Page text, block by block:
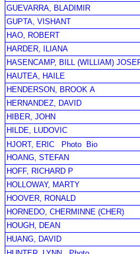
GUEVARRA, BLADIMIR
GUPTA, VISHANT
HAO, ROBERT
HARDER, ILIANA
HASENCAMP, BILL (WILLIAM)
HAUTEA, HAILE
HENDERSON, BROOK A
HERNANDEZ, DAVID
HIBER, JOHN
HILDE, LUDOVIC
HJORT, ERIC
Photo Bio
HOANG, STEFAN
HOFF, RICHARD P
HOLLOWAY, MARTY
HOOVER, RONALD
HORNEDO, CHERMINNE (CHER)
HOUGH, DEAN
HUANG, DAVID